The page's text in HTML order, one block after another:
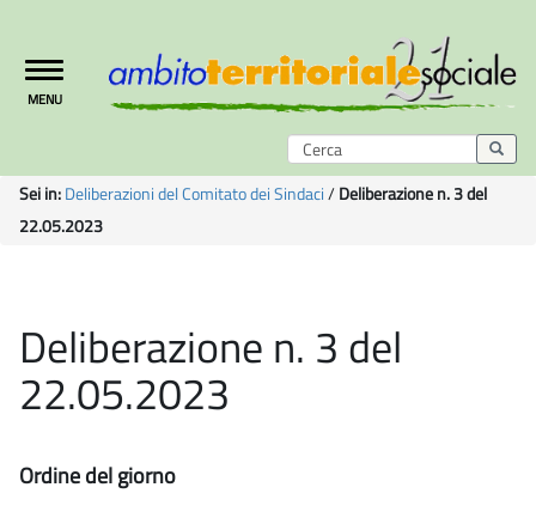
Toggle
navigation
MENU
Sei in:Deliberazioni del Comitato dei Sindaci/Deliberazione n. 3 del
22.05.2023
Deliberazione n. 3 del
22.05.2023
Ordine del giorno